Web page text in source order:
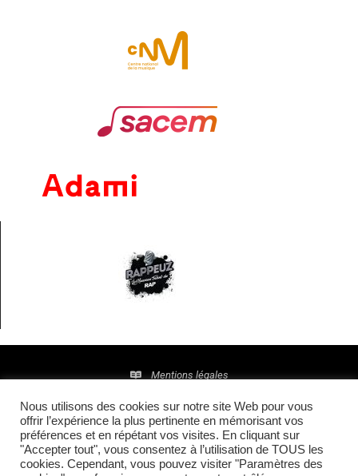
Mentions légales
Politique de confidentialité
© 2016 • Site maintenu et mis à jour parTI(E)GER
COMMUNICATION
Nous utilisons des cookies sur notre site Web pour vous
offrir l’expérience la plus pertinente en mémorisant vos
préférences et en répétant vos visites. En cliquant sur
"Accepter tout", vous consentez à l’utilisation de TOUS les
cookies. Cependant, vous pouvez visiter "Paramètres des